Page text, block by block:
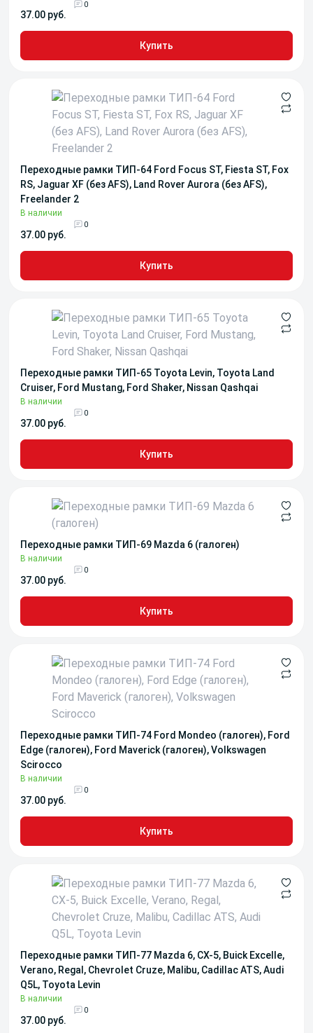
0
37.00 руб.
Купить
Переходные рамки ТИП-64 Ford Focus ST, Fiesta ST, Fox
RS, Jaguar XF (без AFS), Land Rover Aurora (без AFS),
Freelander 2
В наличии
0
37.00 руб.
Купить
Переходные рамки ТИП-65 Toyota Levin, Toyota Land
Cruiser, Ford Mustang, Ford Shaker, Nissan Qashqai
В наличии
0
37.00 руб.
Купить
Переходные рамки ТИП-69 Mazda 6 (галоген)
В наличии
0
37.00 руб.
Купить
Переходные рамки ТИП-74 Ford Mondeo (галоген), Ford
Edge (галоген), Ford Maverick (галоген), Volkswagen
Scirocco
В наличии
0
37.00 руб.
Купить
Переходные рамки ТИП-77 Mazda 6, CX-5, Buick Excelle,
Verano, Regal, Chevrolet Cruze, Malibu, Cadillac ATS, Audi
Q5L, Toyota Levin
В наличии
0
37.00 руб.